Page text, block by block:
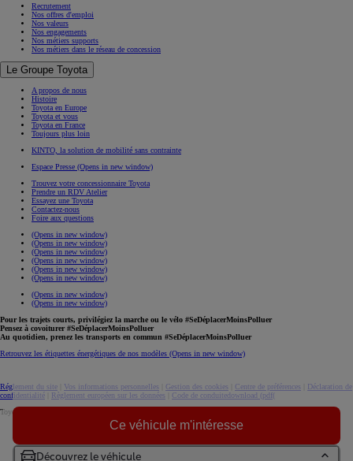
Ce véhicule m'intéresse
Découvrez le véhicule
Recrutement
Nos offres d'emploi
Nos valeurs
Nos engagements
Nos métiers supports
Nos métiers dans le réseau de concession
Le Groupe Toyota
A propos de nous
Histoire
Toyota en Europe
Toyota et vous
Toyota en France
Toujours plus loin
KINTO, la solution de mobilité sans contrainte
Espace Presse (Opens in new window)
Trouvez votre concessionnaire Toyota
Prendre un RDV Atelier
Essayez une Toyota
Contactez-nous
Foire aux questions
(Opens in new window)
(Opens in new window)
(Opens in new window)
(Opens in new window)
(Opens in new window)
(Opens in new window)
(Opens in new window)
(Opens in new window)
Pour les trajets courts, privilégiez la marche ou le vélo #SeDéplacerMoinsPolluer
Pensez à covoiturer #SeDéplacerMoinsPolluer
Au quotidien, prenez les transports en commun #SeDéplacerMoinsPolluer
Retrouvez les étiquettes énergétiques de nos modèles (Opens in new window)
Réglement du site Vos informations personnelles Gestion des cookies Centre de préférences
Déclaration de
confidentialité
Règlement européen sur les données Code de conduitedownload (pdf(
Toyota. Tous droits réservés. © 2026